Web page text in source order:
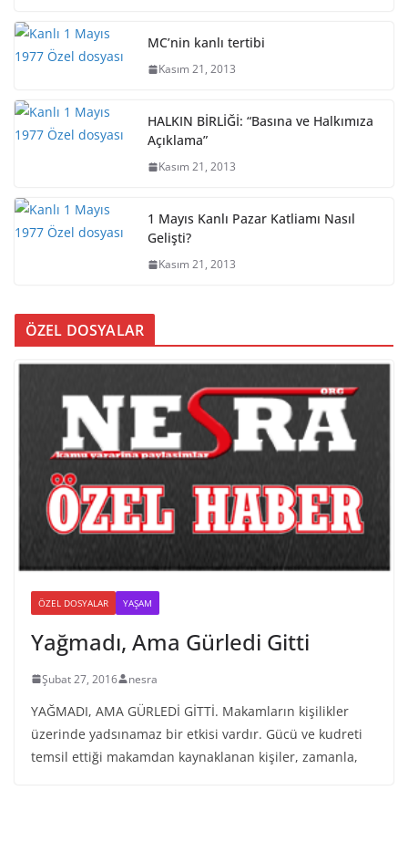
MC’nin kanlı tertibi
Kasım 21, 2013
HALKIN BİRLİĞİ: “Basına ve Halkımıza
Açıklama”
Kasım 21, 2013
1 Mayıs Kanlı Pazar Katliamı Nasıl
Gelişti?
Kasım 21, 2013
ÖZEL DOSYALAR
ÖZEL DOSYALAR YAŞAM
Yağmadı, Ama Gürledi Gitti
Şubat 27, 2016 nesra
YAĞMADI, AMA GÜRLEDİ GİTTİ. Makamların kişilikler
üzerinde yadsınamaz bir etkisi vardır. Gücü ve kudreti
temsil ettiği makamdan kaynaklanan kişiler, zamanla,